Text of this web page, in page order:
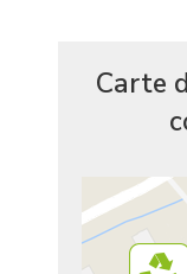
Carte